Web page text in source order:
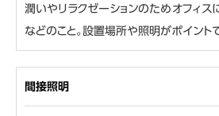
潤いやリラクゼーションのためオフィス
などのこと。設置場所や照明がポイント
間接照明